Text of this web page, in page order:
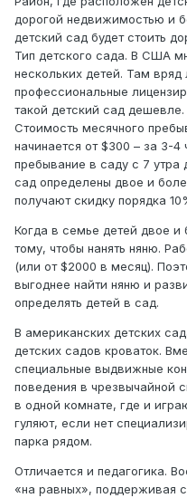
дорогой недвижимостью и
детский сад будет стоить
Тип детского сада. В США
нескольких детей. Там вряд
профессиональные
такой детский сад дешевле.
Стоимость месячного
начинается от $300 – за 3-
пребывание в саду с 7 утра
сад определены двое и
получают скидку порядка
Когда в семье детей двое и
тому, чтобы нанять няню.
(или от $2000 в месяц).
выгоднее найти няню и
определять детей в сад.
В американских детских
детских садов кроваток.
специальные выдвижные
поведения в чрезвычайной
в одной комнате, где и
гуляют, если нет
парка рядом.
Отличается и педагогика.
«на равных», поддерживая